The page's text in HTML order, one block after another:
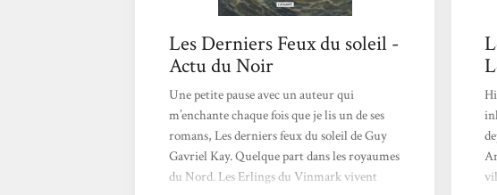
Les Derniers Feux du soleil -
Actu du Noir
Une petite pause avec un auteur qui
m’enchante chaque fois que je lis un de ses
romans, Les derniers feux du soleil de Guy
Gavriel Kay. Quelque part dans les royaumes
du Nord. Les Erlings du Vinmark vivent